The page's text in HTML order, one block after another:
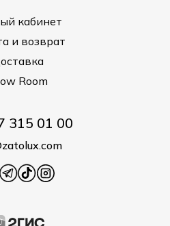
кабинет
и возврат
Room
315 01 00